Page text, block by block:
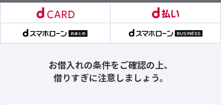
お借入れの条件をご確認の上、
借りすぎに注意しましょう。